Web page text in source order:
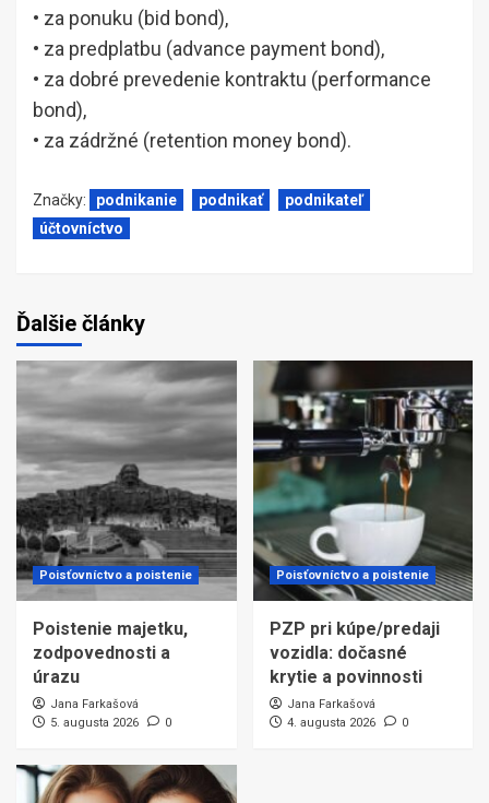
• za ponuku (bid bond),
• za predplatbu (advance payment bond),
• za dobré prevedenie kontraktu (performance
bond),
• za zádržné (retention money bond).
Značky: podnikanie podnikať
podnikateľ
účtovníctvo
Ďalšie články
Poisťovníctvo a poistenie
Poistenie majetku,
zodpovednosti a
úrazu
Jana Farkašová
5. augusta 2026
0
Poisťovníctvo a poistenie
PZP pri kúpe/predaji
vozidla: dočasné
krytie a povinnosti
Jana Farkašová
4. augusta 2026
0